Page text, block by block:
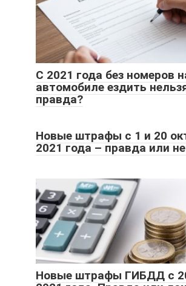
С 2021 года без номеров
автомобиле ездить
правда?
Новые штрафы с 1 и 20
2021 года – правда или
Новые штрафы ГИБДД с